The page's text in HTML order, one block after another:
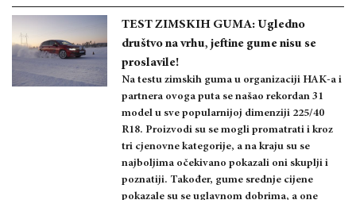
TEST ZIMSKIH GUMA: Ugledno
društvo na vrhu, jeftine gume nisu se
proslavile!
Na testu zimskih guma u organizaciji HAK-a i
partnera ovoga puta se našao rekordan 31
model u sve popularnijoj dimenziji 225/40
R18. Proizvodi su se mogli promatrati i kroz
tri cjenovne kategorije, a na kraju su se
najboljima očekivano pokazali oni skuplji i
poznatiji. Također, gume srednje cijene
pokazale su se uglavnom dobrima, a one